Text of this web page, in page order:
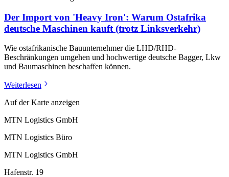
Der Import von 'Heavy Iron': Warum Ostafrika
deutsche Maschinen kauft (trotz Linksverkehr)
Wie ostafrikanische Bauunternehmer die LHD/RHD-
Beschränkungen umgehen und hochwertige deutsche Bagger, Lkw
und Baumaschinen beschaffen können.
Weiterlesen
Auf der Karte anzeigen
MTN Logistics GmbH
MTN Logistics Büro
MTN Logistics GmbH
Hafenstr. 19